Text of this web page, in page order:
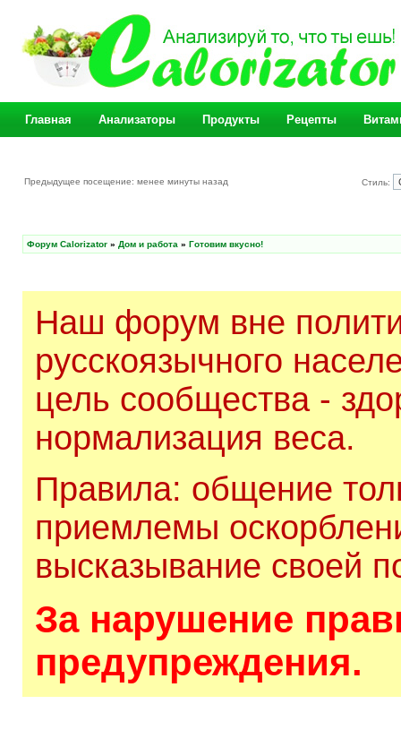
Главная Анализаторы Продукты Рецепты
Предыдущее посещение: менее минуты назад Стиль:
Форум Calorizator » Дом и работа » Готовим вкусно!
Наш форум вне
русскоязычного
цель сообщества -
нормализация веса.
Правила: общение
приемлемы
высказывание своей
За нарушение
предупреждения.